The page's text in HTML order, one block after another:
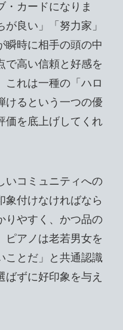
・カードになりま
良い」「努力家」
瞬時に相手の頭の中
で高い信頼と好感を
これは一種の「ハロ
けるという一つの優
価を底上げしてくれ
いコミュニティへの
象付けなければなら
りやすく、かつ品の
ピアノは老若男女を
ことだ」と共通認識
ばずに好印象を与え